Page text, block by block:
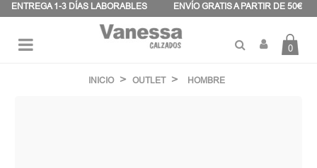
ENTREGA 1-3 DÍAS LABORABLES ENVÍO GRATIS A PARTIR DE 50€
0
INICIO OUTLET HOMBRE
Panel de gestión de cookies